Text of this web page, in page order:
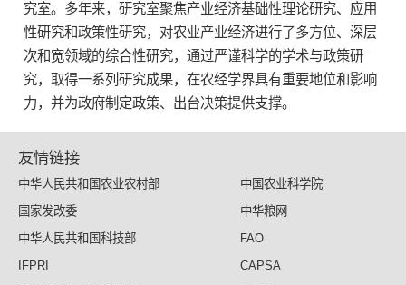
究室。多年来，研究室聚焦产业经济基础性理论研究、应用
性研究和政策性研究，对农业产业经济进行了多方位、深层
次和宽领域的综合性研究，通过严谨科学的学术与政策研
究，取得一系列研究成果，在农经学界具有重要地位和影响
力，并为政府制定政策、出台决策提供支撑。
友情链接
中华人民共和国农业农村部
中国农业科学院
国家发改委
中华粮网
中华人民共和国科技部
FAO
IFPRI
CAPSA